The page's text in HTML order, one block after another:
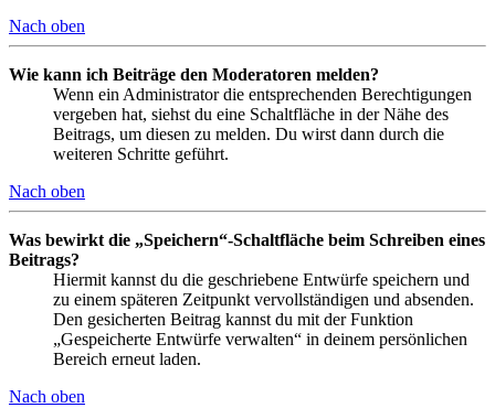
Nach oben
Wie kann ich Beiträge den Moderatoren melden?
Wenn ein Administrator die entsprechenden Berechtigungen
vergeben hat, siehst du eine Schaltfläche in der Nähe des
Beitrags, um diesen zu melden. Du wirst dann durch die
weiteren Schritte geführt.
Nach oben
Was bewirkt die „Speichern“-Schaltfläche beim Schreiben eines
Beitrags?
Hiermit kannst du die geschriebene Entwürfe speichern und
zu einem späteren Zeitpunkt vervollständigen und absenden.
Den gesicherten Beitrag kannst du mit der Funktion
„Gespeicherte Entwürfe verwalten“ in deinem persönlichen
Bereich erneut laden.
Nach oben